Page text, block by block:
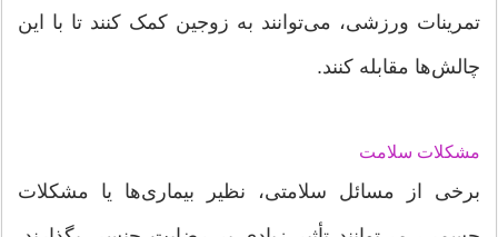
تمرینات ورزشی، می‌توانند به زوجین کمک کنند تا با این
چالش‌ها مقابله کنند.
مشکلات سلامت
برخی از مسائل سلامتی، نظیر بیماری‌ها یا مشکلات